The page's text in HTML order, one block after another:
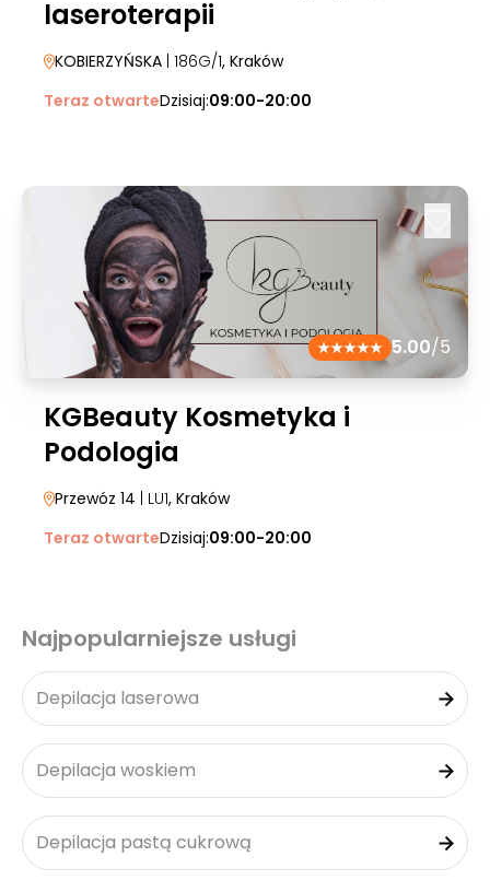
laseroterapii
KOBIERZYŃSKA | 186G/1, Kraków
Teraz otwarteDzisiaj:09:00-20:00
5.00/5
KGBeauty Kosmetyka i
Podologia
Przewóz 14 | LU1, Kraków
Teraz otwarteDzisiaj:09:00-20:00
Najpopularniejsze usługi
Depilacja laserowa
Depilacja woskiem
Depilacja pastą cukrową